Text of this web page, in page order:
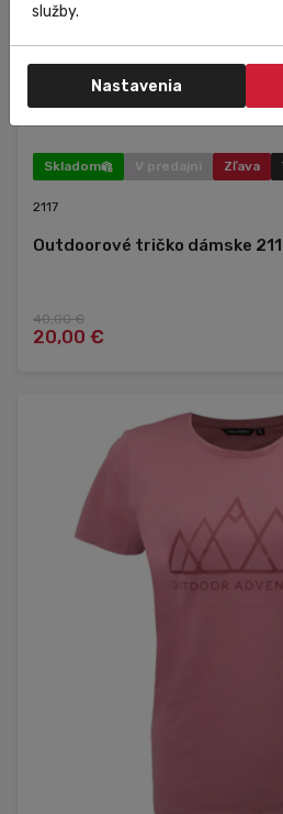
Skladom V predajni Zľava
2117
Outdoorové tričko dámske
40,00 €
20,00 €
služby.
Nastavenia